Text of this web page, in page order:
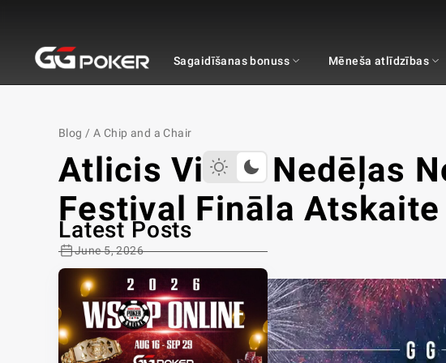
Sagaidīšanas bonuss Mēneša atlīdzības
Blog / A Chip and a Chair
Atlicis Viens Nedēļas
Festival Fināla
June 5, 2026
Latest Posts